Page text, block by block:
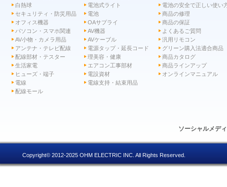
白熱球
電池式ライト
セキュリティ・防災用品
電池
オフィス機器
OAサプライ
パソコン・スマホ関連
AV機器
AV小物・カメラ用品
AVケーブル
アンテナ・テレビ配線
電源タップ・延長コード
配線部材・テスター
理美容・健康
生活家電
エアコン工事部材
ヒューズ・端子
電設資材
電線
電線支持・結束用品
配線モール
電池の安全で正しい使い
商品の修理
商品の保証
よくあるご質問
汎用リモコン
グリーン購入法適合商品
商品カタログ
商品ラインアップ
オンラインマニュアル
ソーシャルメデ
Copyright© 2012-2025 OHM ELECTRIC INC. All Rights Reserved.